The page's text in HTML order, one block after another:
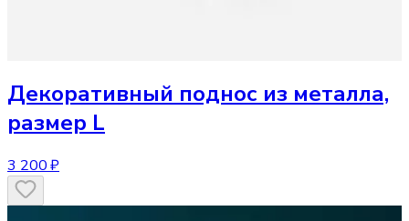
Декоративный поднос из металла,
размер L
3 200 ₽